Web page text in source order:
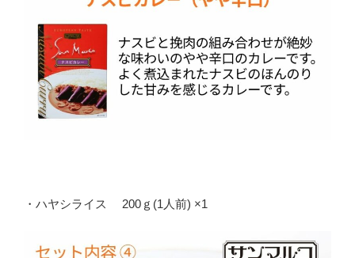
・ハヤシライス 200ｇ(1人前) ×1